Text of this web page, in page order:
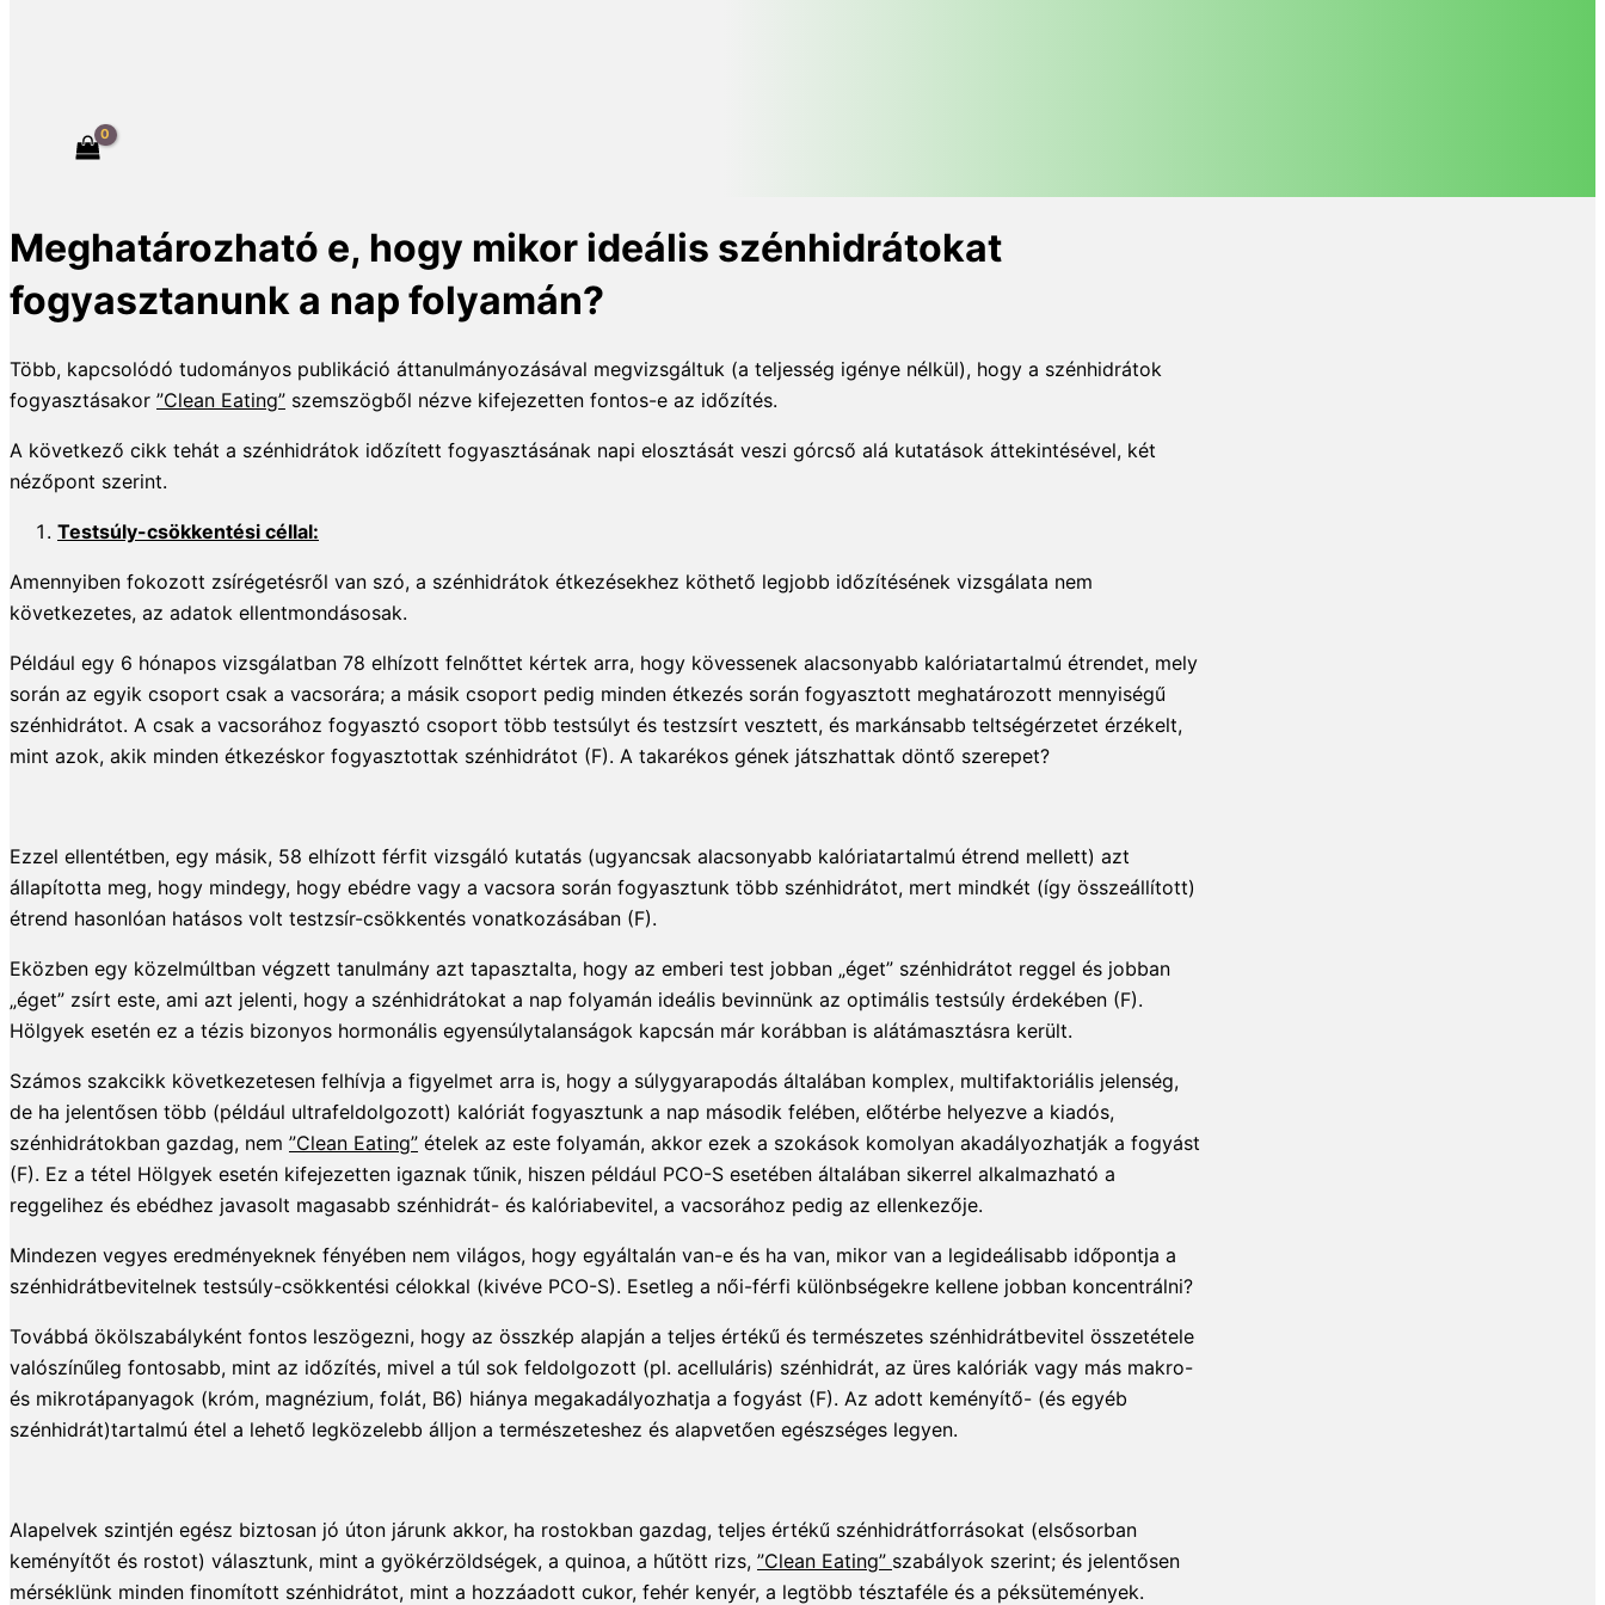
Meghatározható e, hogy mikor ideális szénhidrátokat
fogyasztanunk a nap folyamán?
Több, kapcsolódó tudományos publikáció áttanulmányozásával megvizsgáltuk (a teljesség igénye nélkül), hogy a szénhidrátok
fogyasztásakor ”Clean Eating” szemszögből nézve kifejezetten fontos-e az időzítés.
A következő cikk tehát a szénhidrátok időzített fogyasztásának napi elosztását veszi górcső alá kutatások áttekintésével, két
nézőpont szerint.
Testsúly-csökkentési céllal:
Amennyiben fokozott zsírégetésről van szó, a szénhidrátok étkezésekhez köthető legjobb időzítésének vizsgálata nem
következetes, az adatok ellentmondásosak.
Például egy 6 hónapos vizsgálatban 78 elhízott felnőttet kértek arra, hogy kövessenek alacsonyabb kalóriatartalmú étrendet, mely
során az egyik csoport csak a vacsorára; a másik csoport pedig minden étkezés során fogyasztott meghatározott mennyiségű
szénhidrátot. A csak a vacsorához fogyasztó csoport több testsúlyt és testzsírt vesztett, és markánsabb teltségérzetet érzékelt,
mint azok, akik minden étkezéskor fogyasztottak szénhidrátot (F). A takarékos gének játszhattak döntő szerepet?
Ezzel ellentétben, egy másik, 58 elhízott férfit vizsgáló kutatás (ugyancsak alacsonyabb kalóriatartalmú étrend mellett) azt
állapította meg, hogy mindegy, hogy ebédre vagy a vacsora során fogyasztunk több szénhidrátot, mert mindkét (így összeállított)
étrend hasonlóan hatásos volt testzsír-csökkentés vonatkozásában (F).
Eközben egy közelmúltban végzett tanulmány azt tapasztalta, hogy az emberi test jobban „éget” szénhidrátot reggel és jobban
„éget” zsírt este, ami azt jelenti, hogy a szénhidrátokat a nap folyamán ideális bevinnünk az optimális testsúly érdekében (F).
Hölgyek esetén ez a tézis bizonyos hormonális egyensúlytalanságok kapcsán már korábban is alátámasztásra került.
Számos szakcikk következetesen felhívja a figyelmet arra is, hogy a súlygyarapodás általában komplex, multifaktoriális jelenség,
de ha jelentősen több (például ultrafeldolgozott) kalóriát fogyasztunk a nap második felében, előtérbe helyezve a kiadós,
szénhidrátokban gazdag, nem ”Clean Eating” ételek az este folyamán, akkor ezek a szokások komolyan akadályozhatják a fogyást
(F). Ez a tétel Hölgyek esetén kifejezetten igaznak tűnik, hiszen például PCO-S esetében általában sikerrel alkalmazható a
reggelihez és ebédhez javasolt magasabb szénhidrát- és kalóriabevitel, a vacsorához pedig az ellenkezője.
Mindezen vegyes eredményeknek fényében nem világos, hogy egyáltalán van-e és ha van, mikor van a legideálisabb időpontja a
szénhidrátbevitelnek testsúly-csökkentési célokkal (kivéve PCO-S). Esetleg a női-férfi különbségekre kellene jobban koncentrálni?
Továbbá ökölszabályként fontos leszögezni, hogy az összkép alapján a teljes értékű és természetes szénhidrátbevitel összetétele
valószínűleg fontosabb, mint az időzítés, mivel a túl sok feldolgozott (pl. acelluláris) szénhidrát, az üres kalóriák vagy más makro-
és mikrotápanyagok (króm, magnézium, folát, B6) hiánya megakadályozhatja a fogyást (F). Az adott keményítő- (és egyéb
szénhidrát)tartalmú étel a lehető legközelebb álljon a természeteshez és alapvetően egészséges legyen.
Alapelvek szintjén egész biztosan jó úton járunk akkor, ha rostokban gazdag, teljes értékű szénhidrátforrásokat (elsősorban
keményítőt és rostot) választunk, mint a gyökérzöldségek, a quinoa, a hűtött rizs, ”Clean Eating” szabályok szerint; és jelentősen
mérséklünk minden finomított szénhidrátot, mint a hozzáadott cukor, fehér kenyér, a legtöbb tésztaféle és a péksütemények.